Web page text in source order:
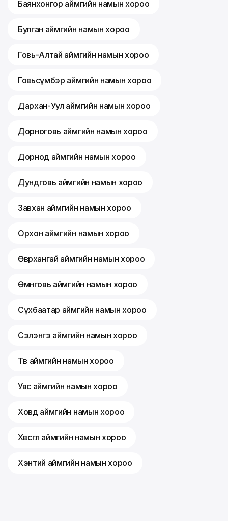
Баянхонгор аймгийн намын хороо
Булган аймгийн намын хороо
Говь-Алтай аймгийн намын хороо
Говьсүмбэр аймгийн намын хороо
Дархан-Уул аймгийн намын хороо
Дорноговь аймгийн намын хороо
Дорнод аймгийн намын хороо
Дундговь аймгийн намын хороо
Завхан аймгийн намын хороо
Орхон аймгийн намын хороо
Өвөрхангай аймгийн намын хороо
Өмнөговь аймгийн намын хороо
Сүхбаатар аймгийн намын хороо
Сэлэнгэ аймгийн намын хороо
Төв аймгийн намын хороо
Увс аймгийн намын хороо
Ховд аймгийн намын хороо
Хөвсгөл аймгийн намын хороо
Хэнтий аймгийн намын хороо